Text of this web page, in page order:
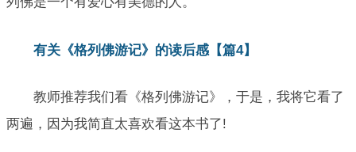
有关《格列佛游记》的读后感【篇4】
教师推荐我们看《格列佛游记》，于是，我将它看了
两遍，因为我简直太喜欢看这本书了!